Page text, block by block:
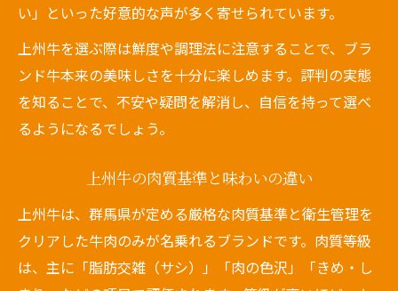
い」といった好意的な声が多く寄せられています。
上州牛を選ぶ際は鮮度や調理法に注意することで、ブラ
ンド牛本来の美味しさを十分に楽しめます。評判の実態
を知ることで、不安や疑問を解消し、自信を持って選べ
るようになるでしょう。
上州牛の肉質基準と味わいの違い
上州牛は、群馬県が定める厳格な肉質基準と衛生管理を
クリアした牛肉のみが名乗れるブランドです。肉質等級
は、主に「脂肪交雑（サシ）」「肉の色沢」「きめ・し